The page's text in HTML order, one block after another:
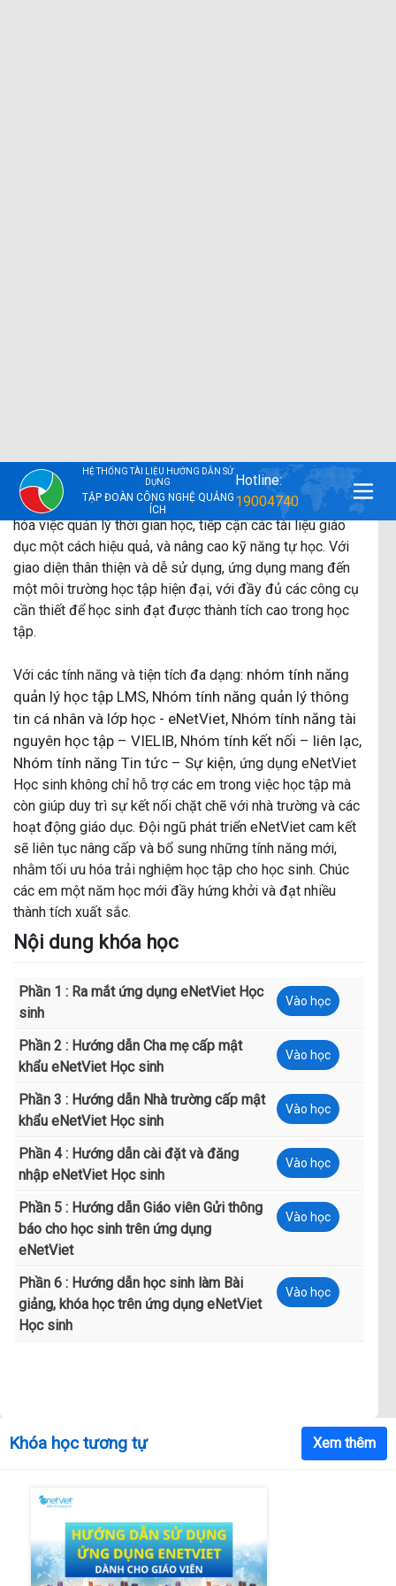
phiên bản mới của ứng dụng eNetViet dành cho học sinh
với mục tiêu hỗ trợ toàn diện trong quá trình học tập.
eNetViet Học sinh được phát triển để giúp các em tối ưu
hóa việc quản lý thời gian học, tiếp cận các tài liệu giáo
dục một cách hiệu quả, và nâng cao kỹ năng tự học. Với
giao diện thân thiện và dễ sử dụng, ứng dụng mang đến
một môi trường học tập hiện đại, với đầy đủ các công cụ
cần thiết để học sinh đạt được thành tích cao trong học
tập.
Với các tính năng và tiện tích đa dạng: nhóm tính năng
quản lý học tập LMS, Nhóm tính năng quản lý thông
tin cá nhân và lớp học - eNetViet, Nhóm tính năng tài
nguyên học tập – VIELIB, Nhóm tính kết nối – liên lạc,
Nhóm tính năng Tin tức – Sự kiện, ứng dụng eNetViet
Học sinh không chỉ hỗ trợ các em trong việc học tập mà
còn giúp duy trì sự kết nối chặt chẽ với nhà trường và các
hoạt động giáo dục. Đội ngũ phát triển eNetViet cam kết
sẽ liên tục nâng cấp và bổ sung những tính năng mới,
nhằm tối ưu hóa trải nghiệm học tập cho học sinh. Chúc
các em một năm học mới đầy hứng khởi và đạt nhiều
thành tích xuất sắc.
Nội dung khóa học
Phần 1 : Ra mắt ứng dụng eNetViet Học
sinh
Vào học
Phần 2 : Hướng dẫn Cha mẹ cấp mật
khẩu eNetViet Học sinh
Vào học
Phần 3 : Hướng dẫn Nhà trường cấp mật
khẩu eNetViet Học sinh
Vào học
Phần 4 : Hướng dẫn cài đặt và đăng
nhập eNetViet Học sinh
Vào học
Phần 5 : Hướng dẫn Giáo viên Gửi thông
báo cho học sinh trên ứng dụng
eNetViet
Vào học
Phần 6 : Hướng dẫn học sinh làm Bài
giảng, khóa học trên ứng dụng eNetViet
Học sinh
Vào học
Khóa học tương tự Xem thêm